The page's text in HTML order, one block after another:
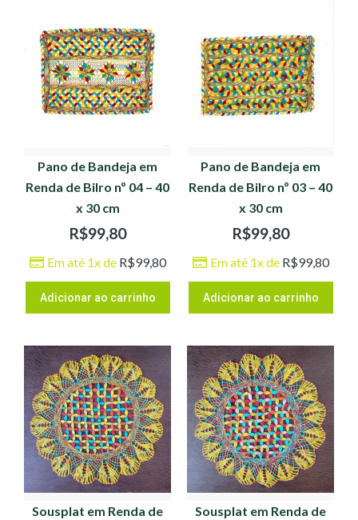
Pano de Bandeja em
Renda de Bilro nº 04 – 40
x 30 cm
R$99,80
Em até 1x de R$99,80
Adicionar ao carrinho
Pano de Bandeja em
Renda de Bilro nº 03 – 40
x 30 cm
R$99,80
Em até 1x de R$99,80
Adicionar ao carrinho
Sousplat em Renda de
Sousplat em Renda de